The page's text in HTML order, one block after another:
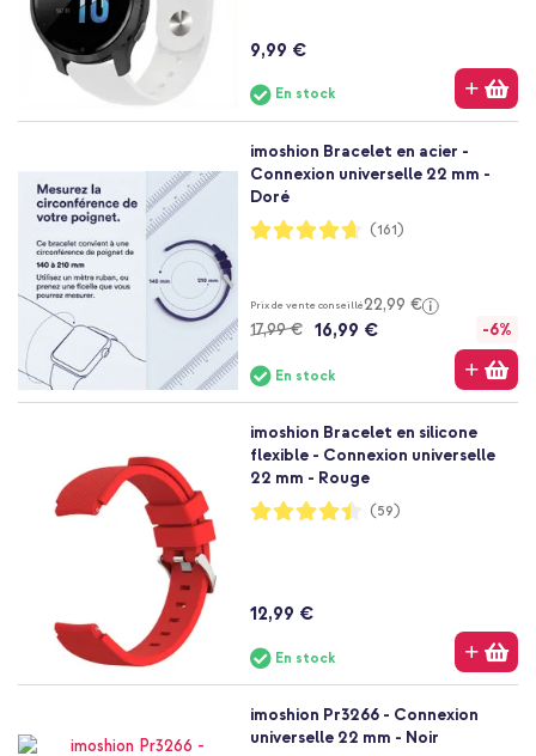
9,99 €
En stock
imoshion Bracelet en acier -
Connexion universelle 22 mm -
Doré
Notation:
93%
(161)
Prix de vente conseillé22,99 €
17,99 € 16,99 € -6%
En stock
imoshion Bracelet en silicone
flexible - Connexion universelle
22 mm - Rouge
Notation:
(59)
12,99 €
En stock
imoshion Pr3266 - Connexion
universelle 22 mm - Noir